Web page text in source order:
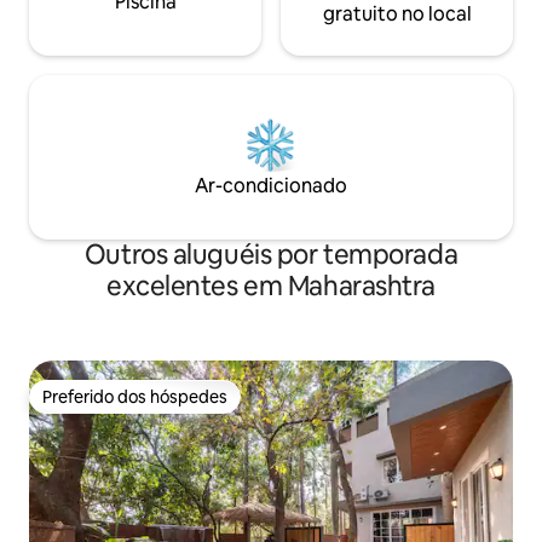
gratuito no local
Ar-condicionado
Outros aluguéis por temporada
excelentes em Maharashtra
Preferido dos hóspedes
Preferido dos hóspedes